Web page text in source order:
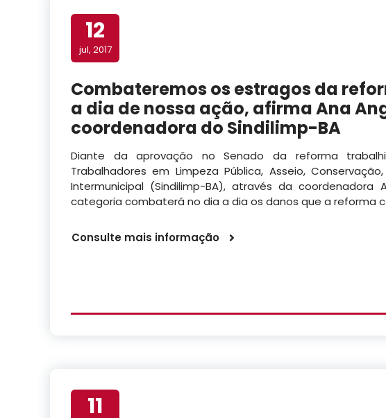
12
jul, 2017
Combateremos os estragos da
a dia de nossa ação, afirma Ana
coordenadora do Sindilimp-BA
Diante da aprovação no Senado da reforma
Trabalhadores em Limpeza Pública, Asseio,
Intermunicipal (Sindilimp-BA), através da coordenadora
categoria combaterá no dia a dia os danos que a reforma
Consulte mais informação
11